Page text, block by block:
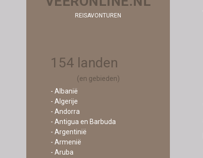
REISAVONTUREN
154 landen
(en gebieden)
- Albanië
- Algerije
- Andorra
- Antigua en Barbuda
- Argentinië
- Armenië
- Aruba